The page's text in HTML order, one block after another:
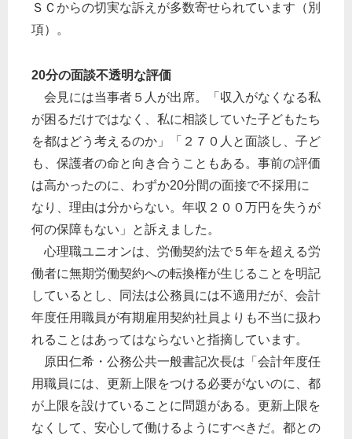
ＳＣからの切実な訴えが多数寄せられています（別
項）。
20分の面談不透明な評価
会見には当事者５人が出席。「収入がなくなる私
が困るだけではなく、私に相談していた子どもたち
を都はどう考えるのか」「２７０人と面談し、子ど
も、保護者の命と向き合うこともある。事前の評価
は高かったのに、わずか20分間の面接で不採用に
なり、理由は分からない。年収２００万円を失うが
何の保障もない」と訴えました。
心理職ユニオンは、労働契約法で５年を超える労
働者に無期労働契約への転換権が生じることを明記
しているとし、同法は公務員には不適用だが、会計
年度任用職員が有期雇用契約社員よりも不当に扱わ
れることはあってはならないと指摘しています。
原田仁希・公務公共一般書記次長は「会計年度任
用職員には、更新上限をつける必要がないのに、都
が上限を設けていることに問題がある。更新上限を
なくして、安心して働けるようにすべきだ。都との